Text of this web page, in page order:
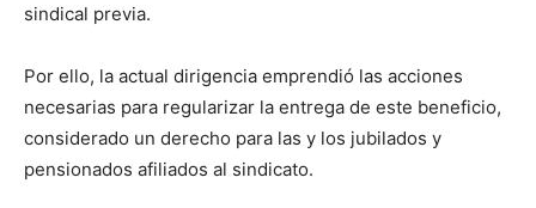
sindical previa.
Por ello, la actual dirigencia emprendió las acciones
necesarias para regularizar la entrega de este beneficio,
considerado un derecho para las y los jubilados y
pensionados afiliados al sindicato.